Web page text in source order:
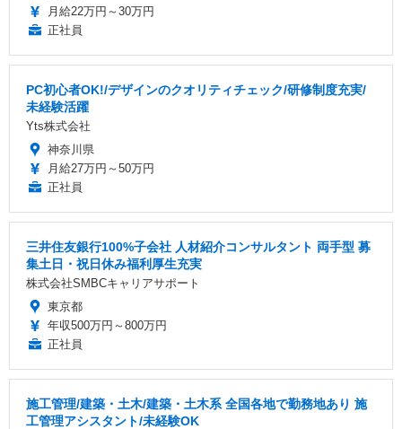
月給22万円～30万円
正社員
PC初心者OK!/デザインのクオリティチェック/研修制度充実/
未経験活躍
Yts株式会社
神奈川県
月給27万円～50万円
正社員
三井住友銀行100%子会社 人材紹介コンサルタント 両手型 募
集土日・祝日休み福利厚生充実
株式会社SMBCキャリアサポート
東京都
年収500万円～800万円
正社員
施工管理/建築・土木/建築・土木系 全国各地で勤務地あり 施
工管理アシスタント/未経験OK